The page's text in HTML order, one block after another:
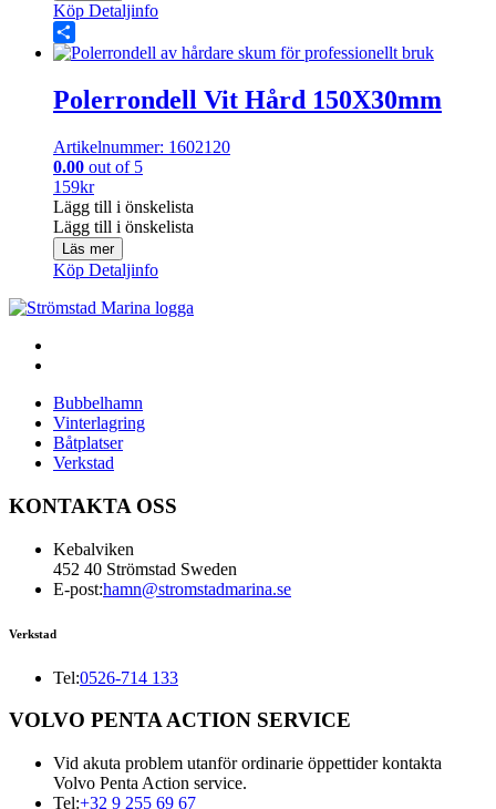
Köp Detaljinfo
Share
Polerrondell Vit Hård 150X30mm
Artikelnummer: 1602120
0.00 out of 5
159kr
Lägg till i önskelista
Lägg till i önskelista
Läs mer
Köp Detaljinfo
Bubbelhamn
Vinterlagring
Båtplatser
Verkstad
KONTAKTA OSS
Kebalviken
452 40 Strömstad Sweden
E-post:hamn@stromstadmarina.se
Verkstad
Tel:0526-714 133
VOLVO PENTA ACTION SERVICE
Vid akuta problem utanför ordinarie öppettider kontakta
Volvo Penta Action service.
Tel:+32 9 255 69 67